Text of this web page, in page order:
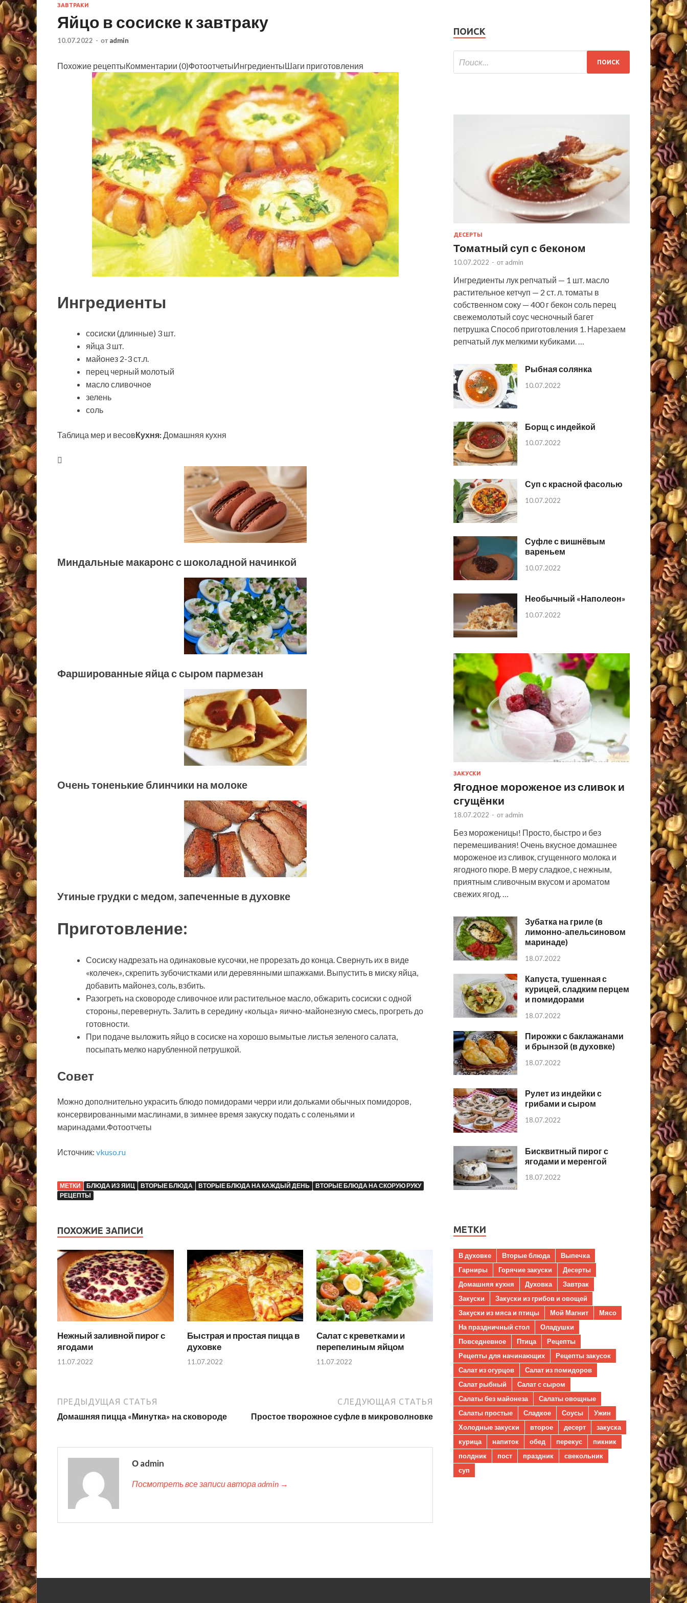
ЗАВТРАКИ
Яйцо в сосиске к завтраку
10.07.2022 - от admin
Похожие рецептыКомментарии (0)ФотоотчетыИнгредиентыШаги приготовления
Ингредиенты
сосиски (длинные) 3 шт.
яйца 3 шт.
майонез 2-3 ст.л.
перец черный молотый
масло сливочное
зелень
соль
Таблица мер и весовКухня:Домашняя кухня
Миндальные макаронс с шоколадной начинкой
Фаршированные яйца с сыром пармезан
Очень тоненькие блинчики на молоке
Утиные грудки с медом, запеченные в духовке
Приготовление:
Сосиску надрезать на одинаковые кусочки, не прорезать до конца. Свернуть их в виде
«колечек», скрепить зубочистками или деревянными шпажками. Выпустить в миску яйца,
добавить майонез, соль, взбить.
Разогреть на сковороде сливочное или растительное масло, обжарить сосиски с одной
стороны, перевернуть. Залить в середину «кольца» яично-майонезную смесь, прогреть до
готовности.
При подаче выложить яйцо в сосиске на хорошо вымытые листья зеленого салата,
посыпать мелко нарубленной петрушкой.
Совет
Можно дополнительно украсить блюдо помидорами черри или дольками обычных помидоров,
консервированными маслинами, в зимнее время закуску подать с соленьями и
маринадами.Фотоотчеты
Источник: vkuso.ru
МЕТКИ БЛЮДА ИЗ ЯИЦ ВТОРЫЕ БЛЮДА ВТОРЫЕ БЛЮДА НА КАЖДЫЙ ДЕНЬ
ВТОРЫЕ БЛЮДА НА СКОРУЮ РУКУ
РЕЦЕПТЫ
ПОХОЖИЕ ЗАПИСИ
Нежный заливной пирог с
ягодами
11.07.2022
Быстрая и простая пицца в
духовке
11.07.2022
Салат с креветками и
перепелиным яйцом
11.07.2022
ПРЕДЫДУЩАЯ СТАТЬЯ
Домашняя пицца «Минутка» на сковороде
СЛЕДУЮЩАЯ СТАТЬЯ
Простое творожное суфле в микроволновке
О admin
Посмотреть все записи автора admin →
ПОИСК
ДЕСЕРТЫ
Томатный суп с беконом
10.07.2022 - от admin
Ингредиенты лук репчатый — 1 шт. масло
растительное кетчуп — 2 ст. л. томаты в
собственном соку — 400 г бекон соль перец
свежемолотый соус чесночный багет
петрушка Способ приготовления 1. Нарезаем
репчатый лук мелкими кубиками. …
Рыбная солянка
10.07.2022
Борщ с индейкой
10.07.2022
Суп с красной фасолью
10.07.2022
Суфле с вишнёвым
вареньем
10.07.2022
Необычный «Наполеон»
10.07.2022
ЗАКУСКИ
Ягодное мороженое из сливок и
сгущёнки
18.07.2022 - от admin
Без мороженицы! Просто, быстро и без
перемешивания! Очень вкусное домашнее
мороженое из сливок, сгущенного молока и
ягодного пюре. В меру сладкое, с нежным,
приятным сливочным вкусом и ароматом
свежих ягод. …
Зубатка на гриле (в
лимонно-апельсиновом
маринаде)
18.07.2022
Капуста, тушенная с
курицей, сладким перцем
и помидорами
18.07.2022
Пирожки с баклажанами
и брынзой (в духовке)
18.07.2022
Рулет из индейки с
грибами и сыром
18.07.2022
Бисквитный пирог с
ягодами и меренгой
18.07.2022
МЕТКИ
В духовке Вторые блюда
Выпечка
Гарниры
Горячие закуски
Десерты
Домашняя кухня
Духовка
Завтрак
Закуски
Закуски из грибов и овощей
Закуски из мяса и птицы
Мой Магнит
Мясо
На праздничный стол
Оладушки
Повседневное
Птица
Рецепты
Рецепты для начинающих
Рецепты закусок
Салат из огурцов
Салат из помидоров
Салат рыбный
Салат с сыром
Салаты без майонеза
Салаты овощные
Салаты простые
Сладкое Соусы
Ужин
Холодные закуски
второе десерт
закуска
курица
напиток обед перекус
пикник
полдник
пост праздник
свекольник
суп